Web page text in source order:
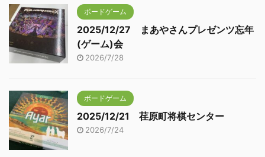
ボードゲーム
2025/12/27 まあやさんプレゼンツ忘年
(ゲーム)会
2026/7/28
ボードゲーム
2025/12/21 荏原町将棋センター
2026/7/24